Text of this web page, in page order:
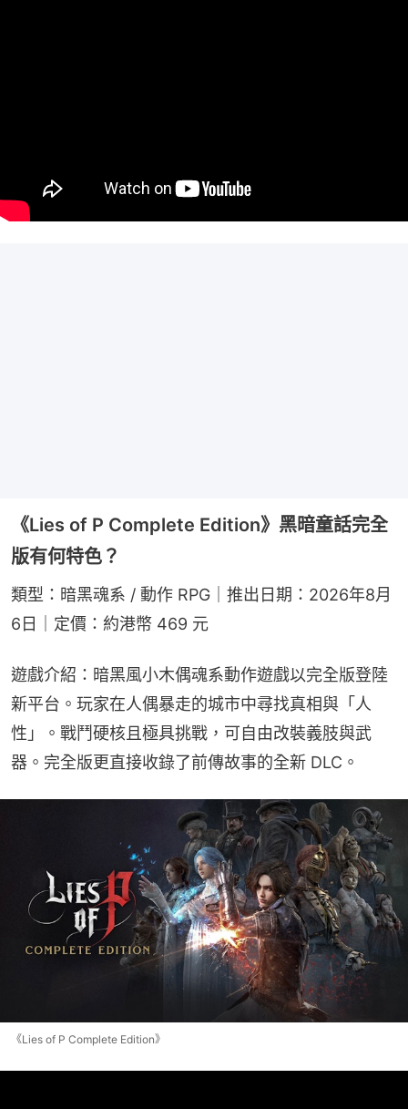
《Lies of P Complete Edition》黑暗童話完全
版有何特色？
類型：暗黑魂系 / 動作 RPG｜推出日期：2026年8月
6日｜定價：約港幣 469 元
遊戲介紹：暗黑風小木偶魂系動作遊戲以完全版登陸
新平台。玩家在人偶暴走的城市中尋找真相與「人
性」。戰鬥硬核且極具挑戰，可自由改裝義肢與武
器。完全版更直接收錄了前傳故事的全新 DLC。
《Lies of P Complete Edition》